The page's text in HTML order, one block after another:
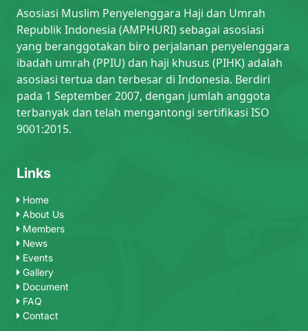
Asosiasi Muslim Penyelenggara Haji dan Umrah
Republik Indonesia (AMPHURI) sebagai asosiasi
yang beranggotakan biro perjalanan penyelenggara
ibadah umrah (PPIU) dan haji khusus (PIHK) adalah
asosiasi tertua dan terbesar di Indonesia. Berdiri
pada 1 September 2007, dengan jumlah anggota
terbanyak dan telah mengantongi sertifikasi ISO
9001:2015.
Links
Home
About Us
Members
News
Events
Gallery
Document
FAQ
Contact